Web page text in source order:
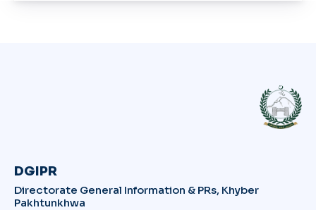
DGIPR
Directorate General Information & PRs, Khyber
Pakhtunkhwa